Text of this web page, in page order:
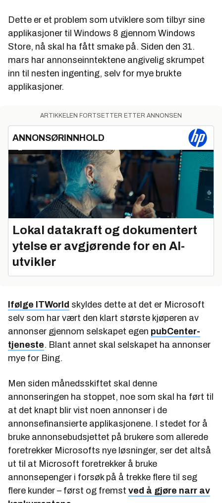
Dette er et problem som utviklere som tilbyr sine
applikasjoner til Windows 8 gjennom Windows
Store, nå skal ha fått smake på. Siden den 31.
mars har annonseinntektene angivelig skrumpet
inn til nesten ingenting, selv for mye brukte
applikasjoner.
ARTIKKELEN FORTSETTER ETTER ANNONSEN
ANNONSØRINNHOLD
Lokal datakraft og dokumentert
ytelse er avgjørende for en AI-
utvikler
Ifølge ITWorld skyldes dette at det er Microsoft
selv som har vært den klart største kjøperen av
annonser gjennom selskapet egen pubCenter-
tjeneste. Blant annet skal selskapet ha annonser
mye for Bing.
Men siden månedsskiftet skal denne
annonseringen ha stoppet, noe som skal ha ført til
at det knapt blir vist noen annonser i de
annonsefinansierte applikasjonene. I stedet for å
bruke annonsebudsjettet på brukere som allerede
foretrekker Microsofts nye løsninger, ser det altså
ut til at Microsoft foretrekker å bruke
annonsepenger i forsøk på å trekke flere til seg
flere kunder – først og fremst ved å gjøre narr av